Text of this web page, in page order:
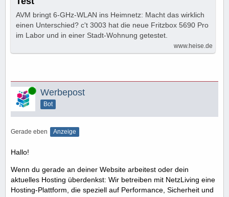
AVM bringt 6-GHz-WLAN ins Heimnetz: Macht das wirklich
einen Unterschied? c't 3003 hat die neue Fritzbox 5690 Pro
im Labor und in einer Stadt-Wohnung getestet.
www.heise.de
Online Werbepost
Bot
Gerade eben Anzeige
Hallo!
Wenn du gerade an deiner Website arbeitest oder dein
aktuelles Hosting überdenkst: Wir betreiben mit NetzLiving eine
Hosting-Plattform, die speziell auf Performance, Sicherheit und